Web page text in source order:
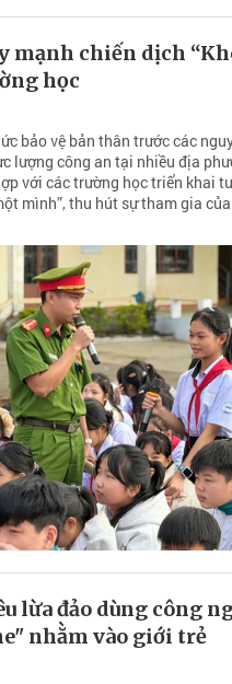
mạnh chiến dịch
học
bảo vệ bản thân trước các
lượng công an tại nhiều địa
với các trường học triển khai
mình”, thu hút sự tham gia
lừa đảo dùng công
nhằm vào giới trẻ